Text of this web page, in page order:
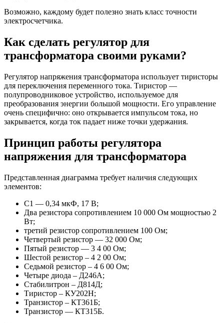
Возможно, каждому будет полезно знать класс точности
электросчетчика.
Как сделать регулятор для
трансформатора своими руками?
Регулятор напряжения трансформатора использует тиристоры
для переключения переменного тока. Тиристор —
полупроводниковое устройство, используемое для
преобразования энергии большой мощности. Его управление
очень специфично: оно открывается импульсом тока, но
закрывается, когда ток падает ниже точки удержания.
Принцип работы регулятора
напряжения для трансформатора
Представленная диаграмма требует наличия следующих
элементов:
C1 — 0,34 мкФ, 17 В;
Два резистора сопротивлением 10 000 Ом мощностью 2
Вт;
третий резистор сопротивлением 100 Ом;
Четвертый резистор — 32 000 Ом;
Пятый резистор — 3 4 00 Ом;
Шестой резистор – 4 2 00 Ом;
Седьмой резистор – 4 6 00 Ом;
Четыре диода – Д246А;
Стабилитрон – Д814Д;
Тиристор – КУ202Н;
Транзистор – КТ361Б;
Транзистор — КТ315Б.